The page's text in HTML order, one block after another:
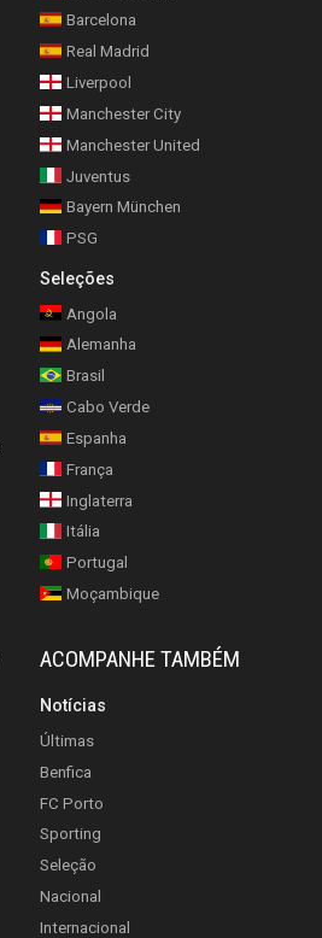
Barcelona
Real Madrid
Liverpool
Manchester City
Manchester United
Juventus
Bayern München
PSG
Seleções
Angola
Alemanha
Brasil
Cabo Verde
Espanha
França
Inglaterra
Itália
Portugal
Moçambique
ACOMPANHE TAMBÉM
Notícias
Últimas
Benfica
FC Porto
Sporting
Seleção
Nacional
Internacional